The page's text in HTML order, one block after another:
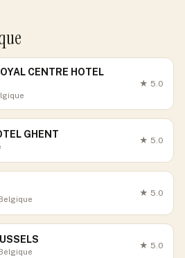
CENTRE HOTEL
★ 5.0
GHENT
★ 5.0
★ 5.0
★ 5.0